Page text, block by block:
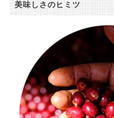
美味しさのヒミツ